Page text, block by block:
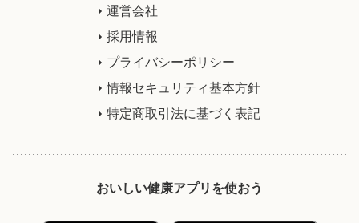
運営会社
採用情報
プライバシーポリシー
情報セキュリティ基本方針
特定商取引法に基づく表記
おいしい健康アプリを使おう